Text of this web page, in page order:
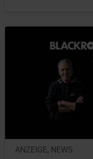
ANZEIGE, NEWS